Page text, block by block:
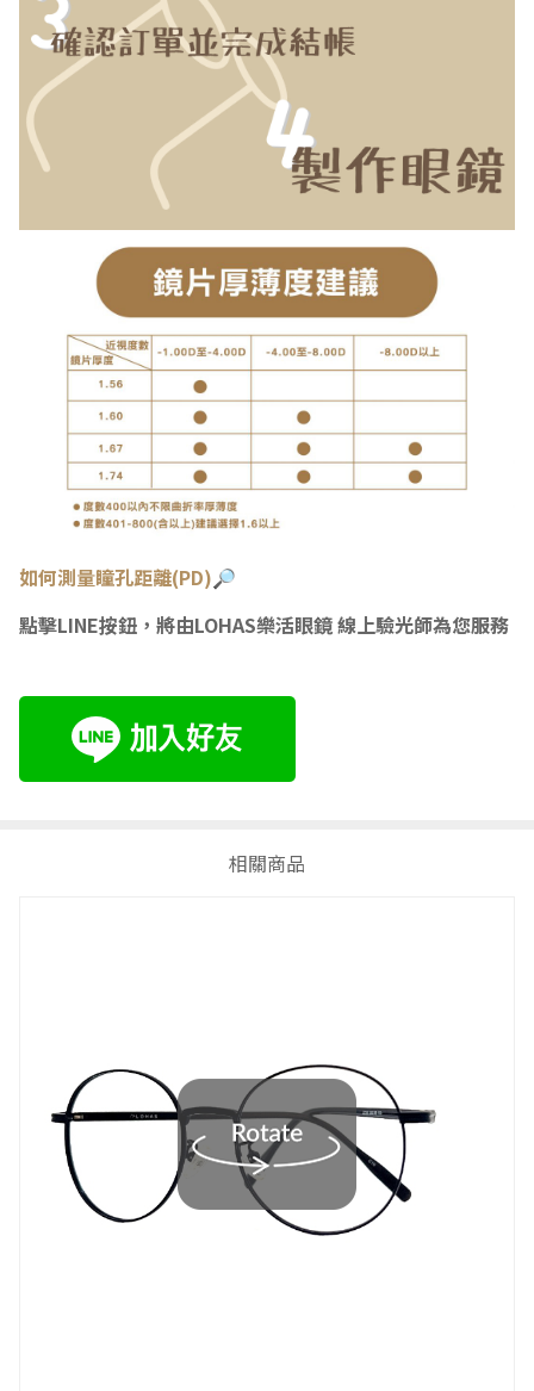
如何測量瞳孔距離(PD)🔎
點擊LINE按鈕，將由LOHAS樂活眼鏡 線上驗光師為您服務
相關商品